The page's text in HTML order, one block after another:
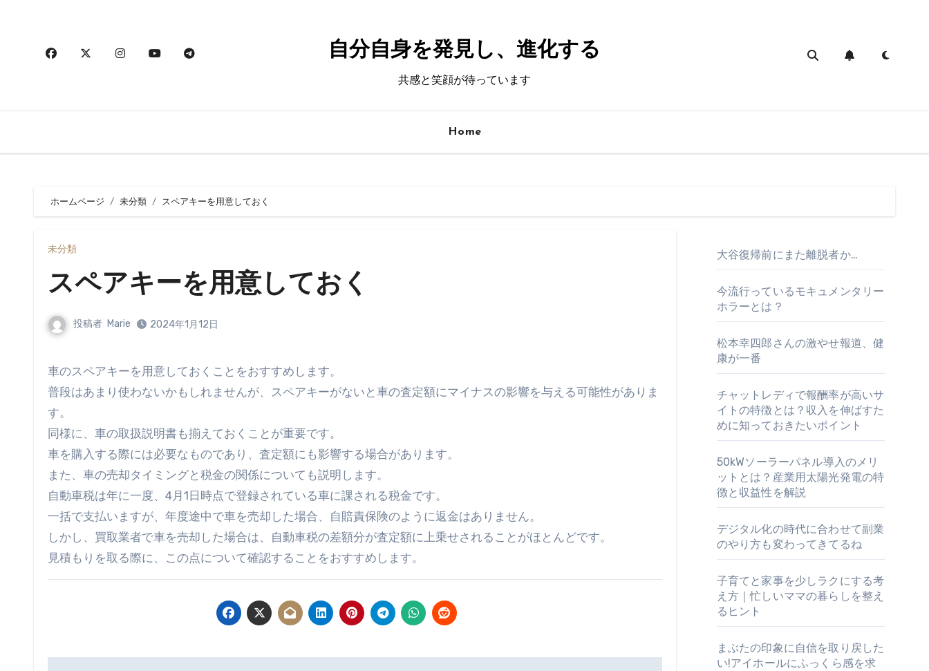
自分自身を発見し、進化する
共感と笑顔が待っています
Home
ホームページ 未分類 スペアキーを用意しておく
未分類
スペアキーを用意しておく
投稿者 Marie 2024年1月12日
車のスペアキーを用意しておくことをおすすめします。
普段はあまり使わないかもしれませんが、スペアキーがないと車の査定額にマイナスの影響を与える可能性がありま
す。
同様に、車の取扱説明書も揃えておくことが重要です。
車を購入する際には必要なものであり、査定額にも影響する場合があります。
また、車の売却タイミングと税金の関係についても説明します。
自動車税は年に一度、4月1日時点で登録されている車に課される税金です。
一括で支払いますが、年度途中で車を売却した場合、自賠責保険のように返金はありません。
しかし、買取業者で車を売却した場合は、自動車税の差額分が査定額に上乗せされることがほとんどです。
見積もりを取る際に、この点について確認することをおすすめします。
大谷復帰前にまた離脱者か…
今流行っているモキュメンタリー
ホラーとは？
松本幸四郎さんの激やせ報道、健
康が一番
チャットレディで報酬率が高いサ
イトの特徴とは？収入を伸ばすた
めに知っておきたいポイント
50kWソーラーパネル導入のメリ
ットとは？産業用太陽光発電の特
徴と収益性を解説
デジタル化の時代に合わせて副業
のやり方も変わってきてるね
子育てと家事を少しラクにする考
え方｜忙しいママの暮らしを整え
るヒント
まぶたの印象に自信を取り戻した
い!アイホールにふっくら感を求